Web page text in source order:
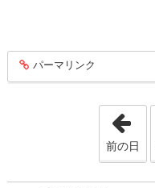
entry176
パーマリンク
前の日